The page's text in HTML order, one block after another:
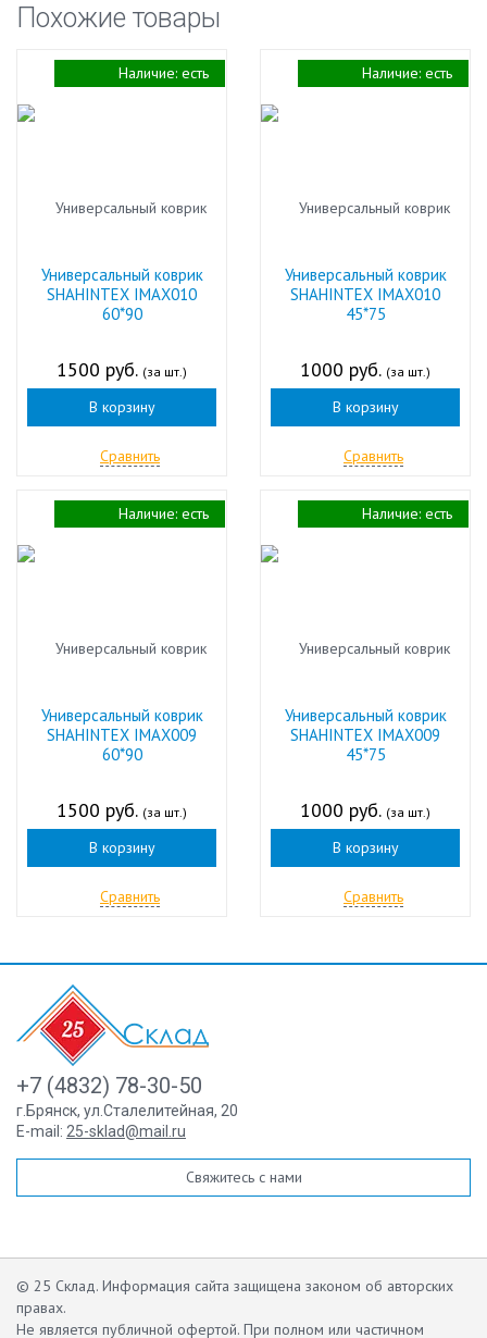
Похожие товары
Универсальный коврик
SHAHINTEX IMAX010
60*90
1500 руб. (за шт.)
В корзину
Сравнить
Наличие: есть
Универсальный коврик
SHAHINTEX IMAX010
45*75
1000 руб. (за шт.)
В корзину
Сравнить
Наличие: есть
Универсальный коврик
SHAHINTEX IMAX009
60*90
1500 руб. (за шт.)
В корзину
Сравнить
Наличие: есть
Универсальный коврик
SHAHINTEX IMAX009
45*75
1000 руб. (за шт.)
В корзину
Сравнить
Наличие: есть
+7 (4832) 78-30-50
г.Брянск, ул.Сталелитейная, 20
E-mail: 25-sklad@mail.ru
Свяжитесь с нами
© 25 Склад. Информация сайта защищена законом об авторских
правах.
Не является публичной офертой. При полном или частичном